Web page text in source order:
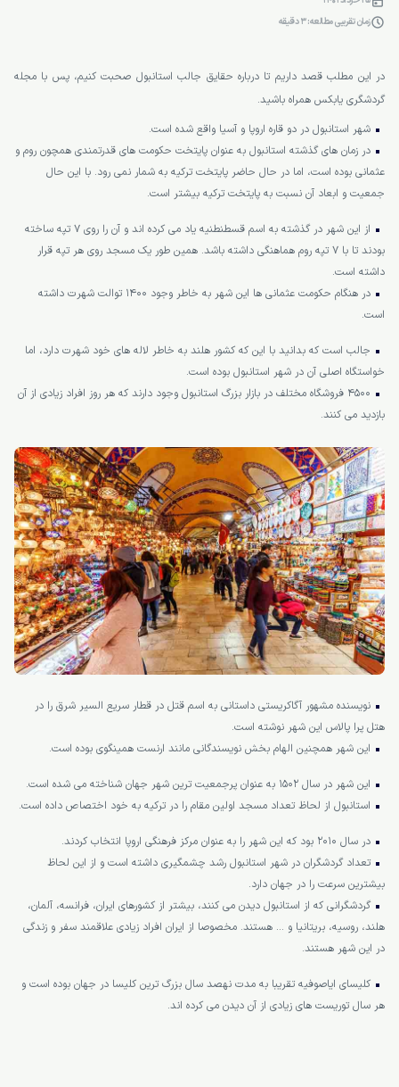
زمان تقریبی مطالعه: 3 دقیقه
در این مطلب قصد داریم تا درباره حقایق جالب استانبول صحبت کنیم، پس با مجله
گردشگری یابکس همراه باشید.
شهر استانبول در دو قاره اروپا و آسیا واقع شده است.
در زمان های گذشته استانبول به عنوان پایتخت حکومت های قدرتمندی همچون روم و
عثمانی بوده است، اما در حال حاضر پایتخت ترکیه به شمار نمی رود. با این حال
جمعیت و ابعاد آن نسبت به پایتخت ترکیه بیشتر است.
از این شهر در گذشته به اسم قسطنطنیه یاد می کرده اند و آن را روی 7 تپه ساخته
بودند تا با 7 تپه روم هماهنگی داشته باشد. همین طور یک مسجد روی هر تپه قرار
داشته است.
در هنگام حکومت عثمانی ها این شهر به خاطر وجود 1400 توالت شهرت داشته
است.
جالب است که بدانید با این که کشور هلند به خاطر لاله های خود شهرت دارد، اما
خواستگاه اصلی آن در شهر استانبول بوده است.
4500 فروشگاه مختلف در بازار بزرگ استانبول وجود دارند که هر روز افراد زیادی از آن
بازدید می کنند.
نویسنده مشهور آگاکریستی داستانی به اسم قتل در قطار سریع السیر شرق را در
هتل پرا پالاس این شهر نوشته است.
این شهر همچنین الهام بخش نویسندگانی مانند ارنست همینگوی بوده است.
این شهر در سال 1502 به عنوان پرجمعیت ترین شهر جهان شناخته می شده است.
استانبول از لحاظ تعداد مسجد اولین مقام را در ترکیه به خود اختصاص داده است.
در سال 2010 بود که این شهر را به عنوان مرکز فرهنگی اروپا انتخاب کردند.
تعداد گردشگران در شهر استانبول رشد چشمگیری داشته است و از این لحاظ
بیشترین سرعت را در جهان دارد.
گردشگرانی که از استانبول دیدن می کنند، بیشتر از کشورهای ایران، فرانسه، آلمان،
هلند، روسیه، بریتانیا و … هستند. مخصوصا از ایران افراد زیادی علاقمند سفر و زندگی
در این شهر هستند.
کلیسای ایاصوفیه تقریبا به مدت نهصد سال بزرگ ترین کلیسا در جهان بوده است و
هر سال توریست های زیادی از آن دیدن می کرده اند.